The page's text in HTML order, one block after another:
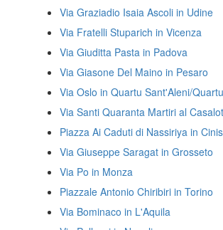
Via Graziadio Isaia Ascoli in Udine
Via Fratelli Stuparich in Vicenza
Via Giuditta Pasta in Padova
Via Giasone Del Maino in Pesaro
Via Oslo in Quartu Sant'Aleni/
Via Santi Quaranta Martiri al
Piazza Ai Caduti di Nassiriya in
Via Giuseppe Saragat in Grosseto
Via Po in Monza
Piazzale Antonio Chiribiri in Torino
Via Bominaco in L'Aquila